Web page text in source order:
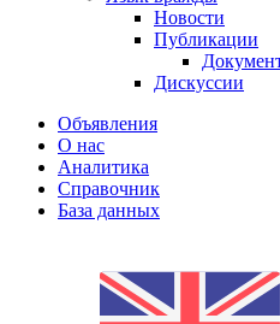
Новости
Публикации
Дискуссии
Объявления
О нас
Аналитика
Справочник
База данных